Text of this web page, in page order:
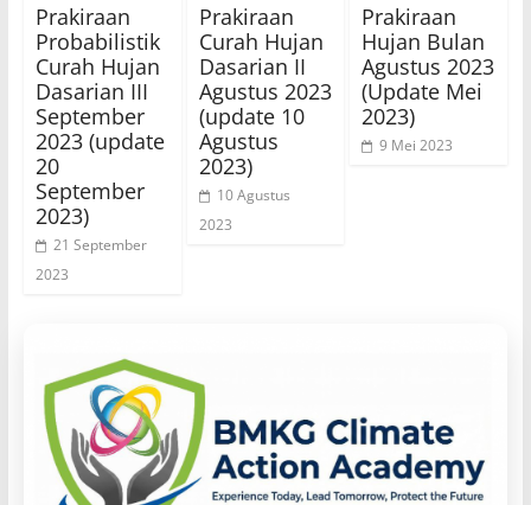
Prakiraan
Probabilistik
Curah Hujan
Dasarian III
September
2023 (update
20
September
2023)
21 September
2023
Prakiraan
Curah Hujan
Dasarian II
Agustus 2023
(update 10
Agustus
2023)
10 Agustus
2023
Prakiraan
Hujan Bulan
Agustus 2023
(Update Mei
2023)
9 Mei 2023